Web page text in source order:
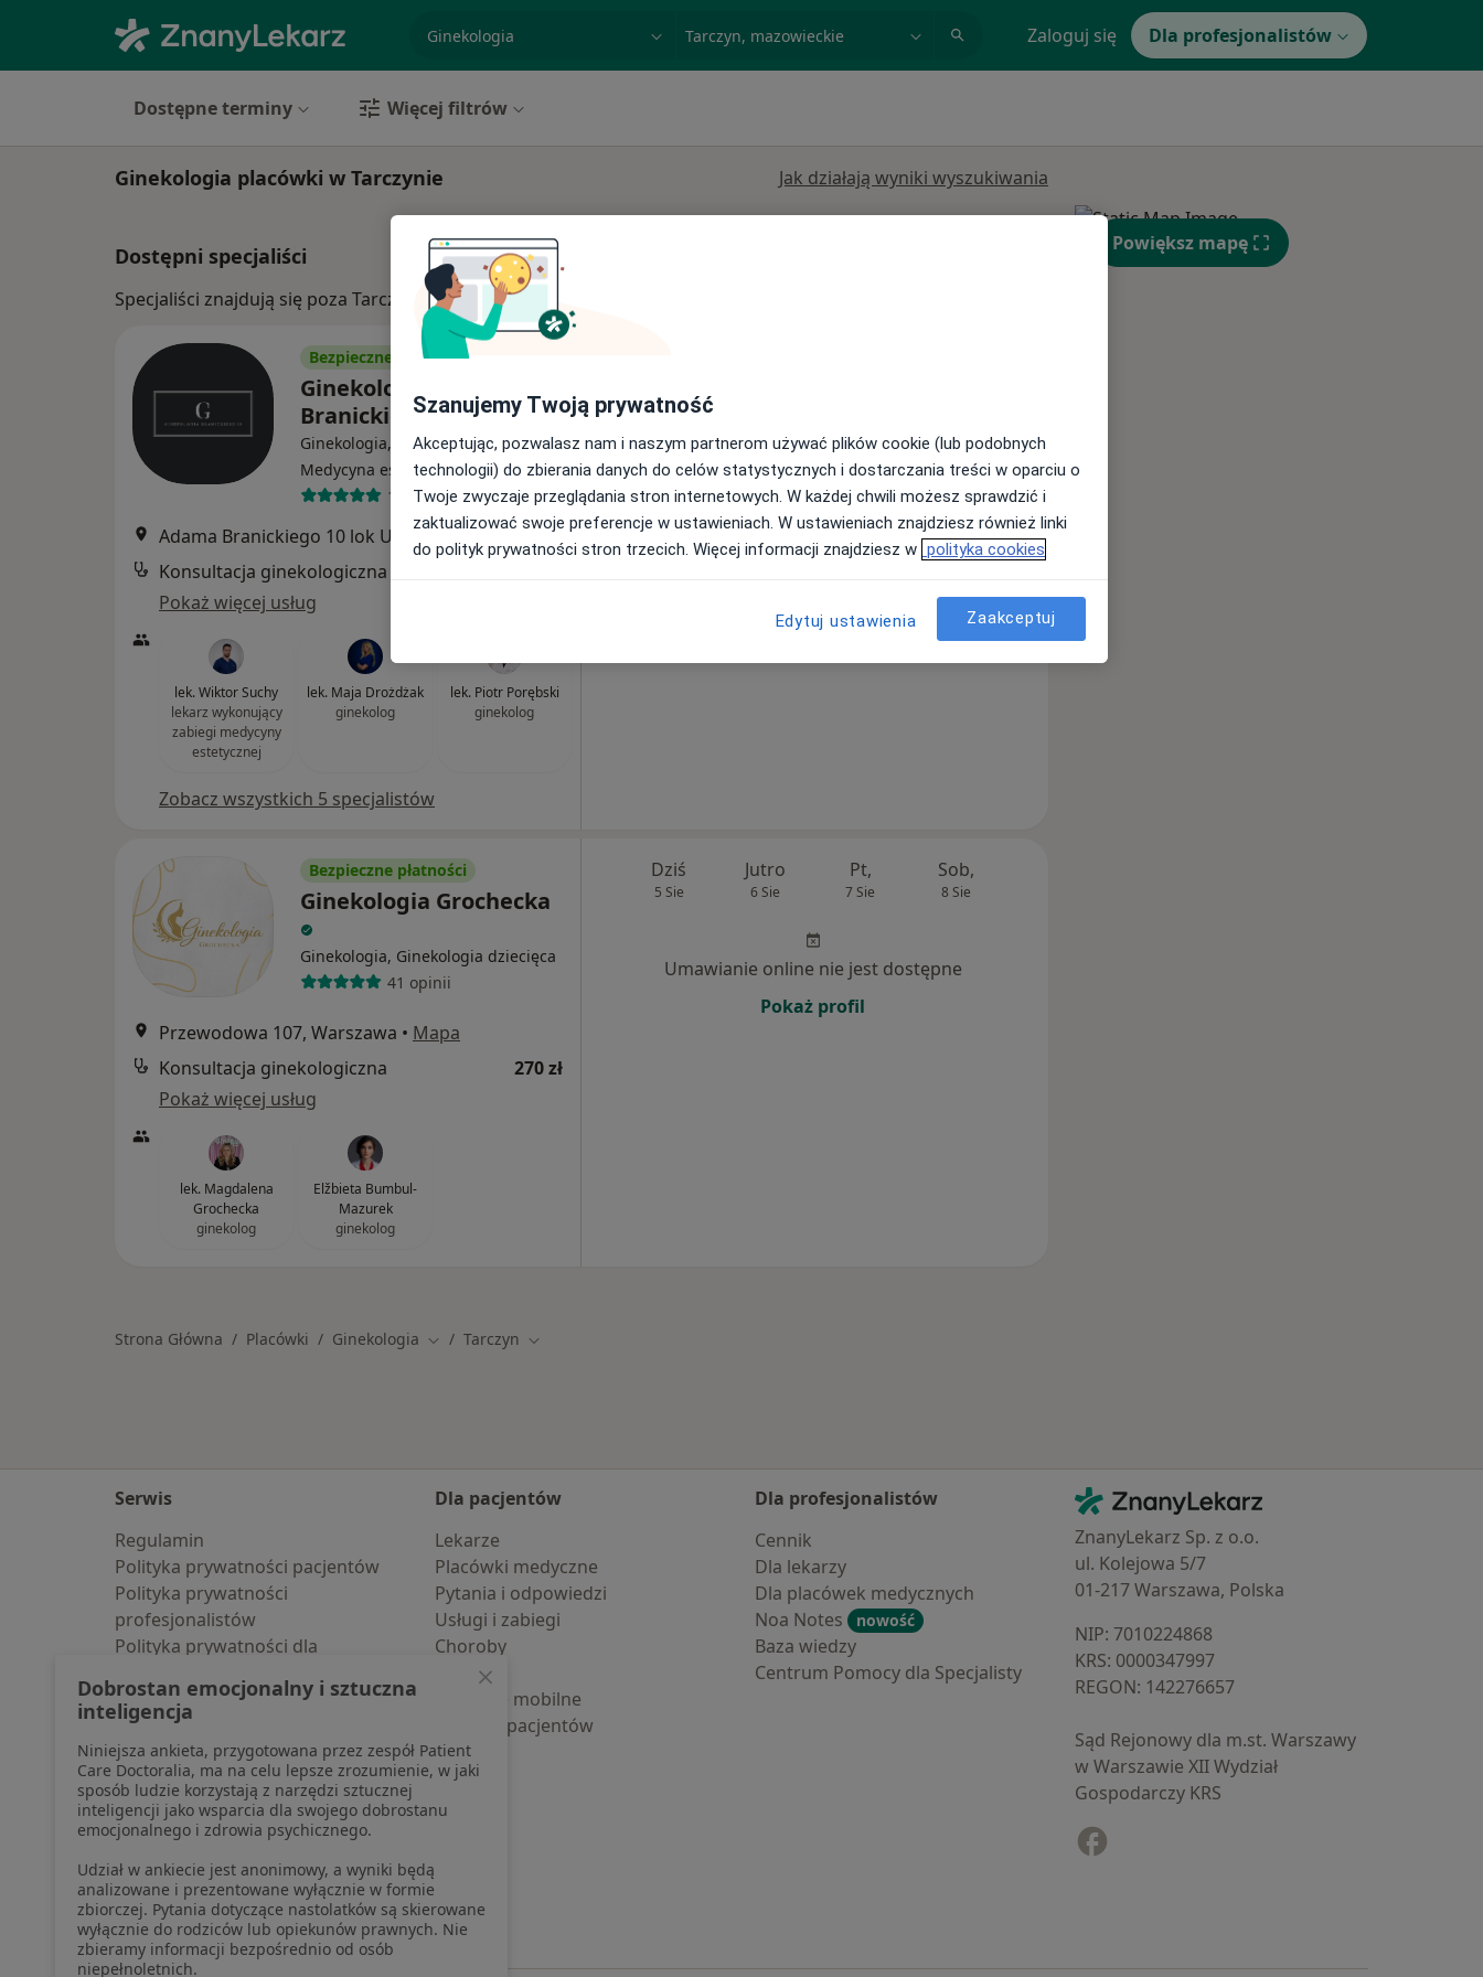
Zaloguj się Dla profesjonalistów
Dostępne terminy Więcej filtrów
Ginekologia placówki w Tarczynie Jak działają wyniki wyszukiwania
Dostępni specjaliści
Specjaliści znajdują się poza Tarczyn, mazowieckie, w obszarach bliskich Twojemu wyszukiwaniu.
Bezpieczne płatności
Ginekologia
Branickiego 10
Ginekologia, Położnictwo,
Medycyna estetyczna·Więcej
198 opinii
Adama Branickiego 10 lok U6 (obok sklepu rowerowego), Warszawa • Mapa
Konsultacja ginekologiczna
Pokaż więcej usług
lek. Wiktor Suchy
lekarz wykonujący
zabiegi medycyny
estetycznej
lek. Maja Drożdżak
ginekolog
lek. Piotr Porębski
ginekolog
Zobacz wszystkich 5 specjalistów
Umawianie online nie jest dostępne
Pokaż profil
Bezpieczne płatności
Ginekologia Grochecka
Ginekologia, Ginekologia dziecięca
41 opinii
Przewodowa 107, Warszawa • Mapa
Konsultacja ginekologiczna
270 zł
Pokaż więcej usług
lek. Magdalena
Grochecka
ginekolog
Elžbieta Bumbul-
Mazurek
ginekolog
Dziś
5 Sie
Jutro
6 Sie
Pt,
7 Sie
Sob,
8 Sie
Umawianie online nie jest dostępne
Pokaż profil
Powiększ mapę
Strona Główna Placówki Ginekologia Zmień miasto
Tarczyn Zmień miasto
Serwis
Regulamin
Polityka prywatności pacjentów
Polityka prywatności
profesjonalistów
Polityka prywatności dla
pozyskaliśmy samodzielnie
Polityka cookies
Jak działają wyniki wyszukiwania
Dostępność
O nas
Praca Rekrutujemy!
Partnerzy
Centrum prasowe
Kontakt
Dla pacjentów
Lekarze
Placówki medyczne
Pytania i odpowiedzi
Usługi i zabiegi
Choroby
Pomoc
Aplikacje mobilne
Blog dla pacjentów
Dla profesjonalistów
Cennik
Dla lekarzy
Dla placówek medycznych
Noa Notes
nowość
Baza wiedzy
Centrum Pomocy dla Specjalisty
Kontakt
ZnanyLekarz - Strona główna
ZnanyLekarz Sp. z o.o.
ul. Kolejowa 5/7
01-217 Warszawa, Polska
NIP: ⁠7010224868
KRS: ⁠0000347997
REGON: ⁠142276657
Sąd Rejonowy dla m.st. Warszawy
w Warszawie XII Wydział
Gospodarczy KRS
Szanujemy Twoją prywatność
Akceptując, pozwalasz nam i naszym partnerom używać plików cookie (lub podobnych
technologii) do zbierania danych do celów statystycznych i dostarczania treści w oparciu o
Twoje zwyczaje przeglądania stron internetowych. W każdej chwili możesz sprawdzić i
zaktualizować swoje preferencje w ustawieniach. W ustawieniach znajdziesz również linki
do polityk prywatności stron trzecich. Więcej informacji znajdziesz w polityka cookies
Edytuj ustawienia Zaakceptuj
Dobrostan emocjonalny i sztuczna
inteligencja
Niniejsza ankieta, przygotowana przez zespół Patient
Care Doctoralia, ma na celu lepsze zrozumienie, w jaki
sposób ludzie korzystają z narzędzi sztucznej
inteligencji jako wsparcia dla swojego dobrostanu
emocjonalnego i zdrowia psychicznego.
Udział w ankiecie jest anonimowy, a wyniki będą
analizowane i prezentowane wyłącznie w formie
zbiorczej. Pytania dotyczące nastolatków są skierowane
wyłącznie do rodziców lub opiekunów prawnych. Nie
zbieramy informacji bezpośrednio od osób
niepełnoletnich.